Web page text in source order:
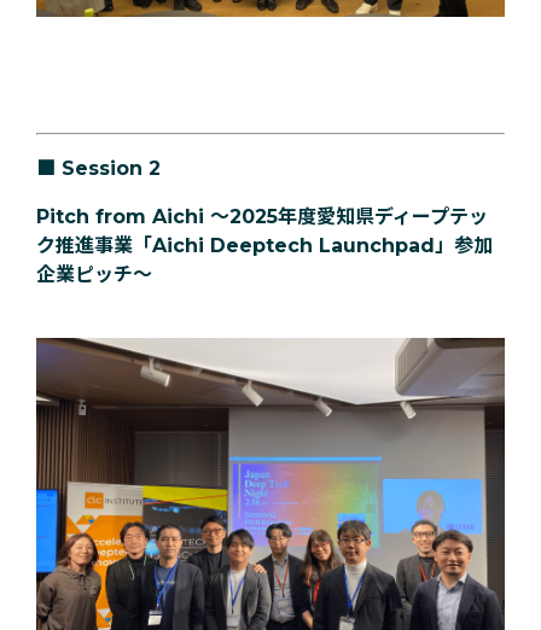
Session 2
Pitch from Aichi 〜2025年度愛知県ディープテッ
ク推進事業「Aichi Deeptech Launchpad」参加
企業ピッチ〜